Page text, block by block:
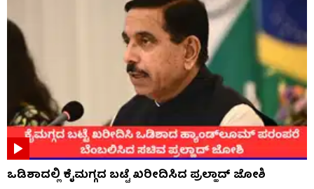
ಒಡಿಶಾದಲ್ಲಿ ಕೈಮಗ್ಗದ ಬಟ್ಟೆ ಖರೀದಿಸಿದ ಪ್ರಲ್ಹಾದ್ ಜೋಶಿ